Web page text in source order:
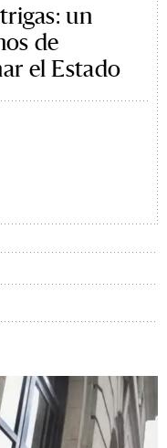
un
de
el Estado